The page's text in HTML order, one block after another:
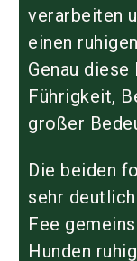
verarbeiten
einen
Genau
Führigkeit,
großer
Die beiden
sehr
Fee
Hunden